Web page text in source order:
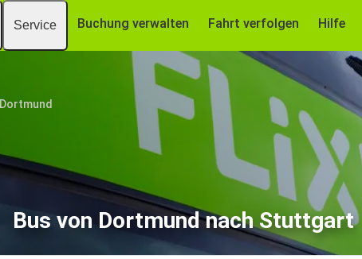
Service Buchung verwalten Fahrt verfolgen Hilfe
Dortmund
Bus von Dortmund nach Stuttgart